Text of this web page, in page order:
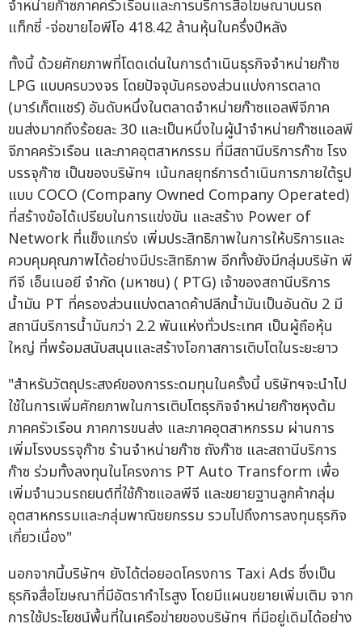
ทั้งนี้ ด้วยศักยภาพที่โดดเด่นในการดำเนินธุรกิจจำหน่ายก๊าซ
LPG แบบครบวงจร โดยปัจจุบันครองส่วนแบ่งการตลาด
(มาร์เก็ตแชร์) อันดับหนึ่งในตลาดจำหน่ายก๊าซแอลพีจีภาค
ขนส่งมากถึงร้อยละ 30 และเป็นหนึ่งในผู้นำจำหน่ายก๊าซแอลพี
จีภาคครัวเรือน และภาคอุตสาหกรรม ที่มีสถานีบริการก๊าซ โรง
บรรจุก๊าซ เป็นของบริษัทฯ เน้นกลยุทธ์การดำเนินการภายใต้รูป
แบบ COCO (Company Owned Company Operated)
ที่สร้างข้อได้เปรียบในการแข่งขัน และสร้าง Power of
Network ที่แข็งแกร่ง เพิ่มประสิทธิภาพในการให้บริการและ
ควบคุมคุณภาพได้อย่างมีประสิทธิภาพ อีกทั้งยังมีกลุ่มบริษัท พี
ทีจี เอ็นเนอยี จำกัด (มหาชน) ( PTG) เจ้าของสถานีบริการ
น้ำมัน PT ที่ครองส่วนแบ่งตลาดค้าปลีกน้ำมันเป็นอันดับ 2 มี
สถานีบริการน้ำมันกว่า 2.2 พันแห่งทั่วประเทศ เป็นผู้ถือหุ้น
ใหญ่ ที่พร้อมสนับสนุนและสร้างโอกาสการเติบโตในระยะยาว
"สำหรับวัตถุประสงค์ของการระดมทุนในครั้งนี้ บริษัทฯจะนำไป
ใช้ในการเพิ่มศักยภาพในการเติบโตธุรกิจจำหน่ายก๊าซหุงต้ม
ภาคครัวเรือน ภาคการขนส่ง และภาคอุตสาหกรรม ผ่านการ
เพิ่มโรงบรรจุก๊าซ ร้านจำหน่ายก๊าซ ถังก๊าซ และสถานีบริการ
ก๊าซ ร่วมทั้งลงทุนในโครงการ PT Auto Transform เพื่อ
เพิ่มจำนวนรถยนต์ที่ใช้ก๊าซแอลพีจี และขยายฐานลูกค้ากลุ่ม
อุตสาหกรรมและกลุ่มพาณิชยกรรม รวมไปถึงการลงทุนธุรกิจ
เกี่ยวเนื่อง"
นอกจากนี้บริษัทฯ ยังได้ต่อยอดโครงการ Taxi Ads ซึ่งเป็น
ธุรกิจสื่อโฆษณาที่มีอัตรากำไรสูง โดยมีแผนขยายเพิ่มเติม จาก
การใช้ประโยชน์พื้นที่ในเครือข่ายของบริษัทฯ ที่มีอยู่เดิมได้อย่าง